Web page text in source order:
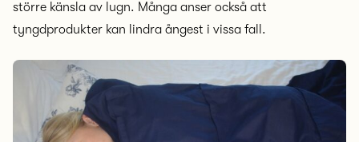
större känsla av lugn. Många anser också att
tyngdprodukter kan lindra ångest i vissa fall.